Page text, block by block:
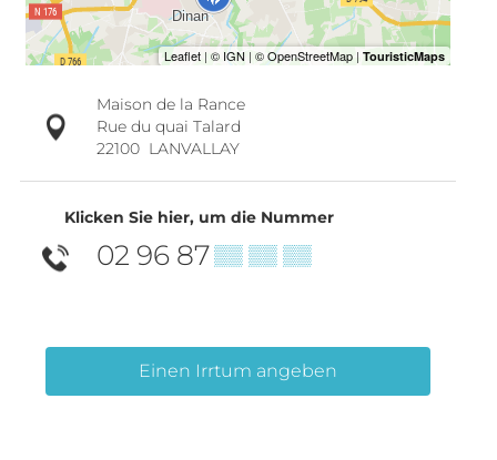
Maison de la Rance
Rue du quai Talard
22100 LANVALLAY
Klicken Sie hier, um die Nummer
02 96 87▒▒ ▒▒ ▒▒
Einen Irrtum angeben